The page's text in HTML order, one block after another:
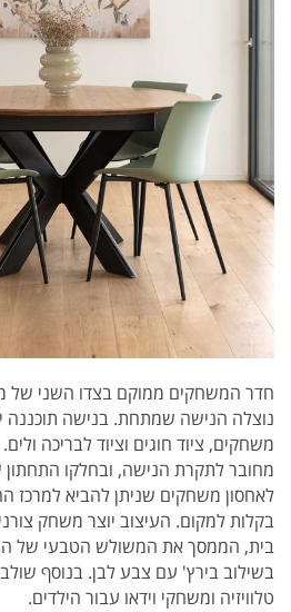
חדר המשחקים ממוקם בצדו השני של
נוצלה הנישה שמתחת. בנישה תוכננה
משחקים, ציוד חוגים וציוד לבריכה
מחובר לתקרת הנישה, ובחלקו התחתון
לאחסון משחקים שניתן להביא למרכז
בקלות למקום. העיצוב יוצר משחק
בית, הממסך את המשולש הטבעי של
בשילוב בירץ' עם צבע לבן. בנוסף
טלוויזיה ומשחקי וידאו עבור הילדים.